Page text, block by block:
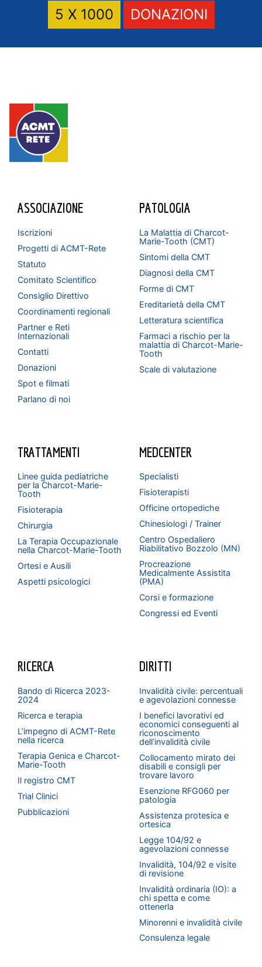
5 X 1000 DONAZIONI
ASSOCIAZIONE
Iscrizioni
Progetti di ACMT-Rete
Statuto
Comitato Scientifico
Consiglio Direttivo
Coordinamenti regionali
Partner e Reti
Internazionali
Contatti
Donazioni
Spot e filmati
Parlano di noi
PATOLOGIA
La Malattia di Charcot-
Marie-Tooth (CMT)
Sintomi della CMT
Diagnosi della CMT
Forme di CMT
Ereditarietà della CMT
Letteratura scientifica
Farmaci a rischio per la
malattia di Charcot-Marie-
Tooth
Scale di valutazione
TRATTAMENTI
Linee guida pediatriche
per la Charcot-Marie-
Tooth
Fisioterapia
Chirurgia
La Terapia Occupazionale
nella Charcot-Marie-Tooth
Ortesi e Ausili
Aspetti psicologici
MEDCENTER
Specialisti
Fisioterapisti
Officine ortopediche
Chinesiologi / Trainer
Centro Ospedaliero
Riabilitativo Bozzolo (MN)
Procreazione
Medicalmente Assistita
(PMA)
Corsi e formazione
Congressi ed Eventi
RICERCA
Bando di Ricerca 2023-
2024
Ricerca e terapia
L’impegno di ACMT-Rete
nella ricerca
Terapia Genica e Charcot-
Marie-Tooth
Il registro CMT
Trial Clinici
Pubblicazioni
DIRITTI
Invalidità civile: percentuali
e agevolazioni connesse
I benefici lavorativi ed
economici conseguenti al
riconoscimento
dell’invalidità civile
Collocamento mirato dei
disabili e consigli per
trovare lavoro
Esenzione RFG060 per
patologia
Assistenza protesica e
ortesica
Legge 104/92 e
agevolazioni connesse
Invalidità, 104/92 e visite
di revisione
Invalidità ordinaria (IO): a
chi spetta e come
ottenerla
Minorenni e invalidità civile
Consulenza legale